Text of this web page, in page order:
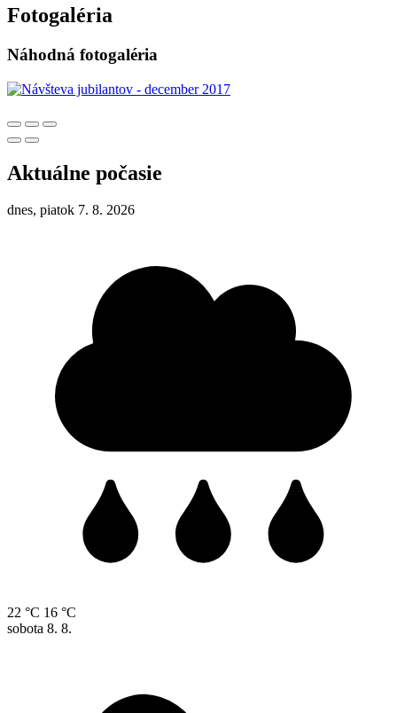
Fotogaléria
Náhodná fotogaléria
Aktuálne počasie
dnes, piatok 7. 8. 2026
22 °C 16 °C
sobota 8. 8.